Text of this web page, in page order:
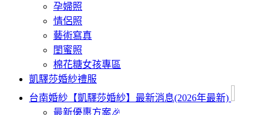
孕婦照
情侶照
藝術寫真
閨蜜照
棉花糖女孩專區
凱驛莎婚紗禮服
台南婚紗【凱驛莎婚紗】最新消息(2026年最新)
最新優惠方案🎉